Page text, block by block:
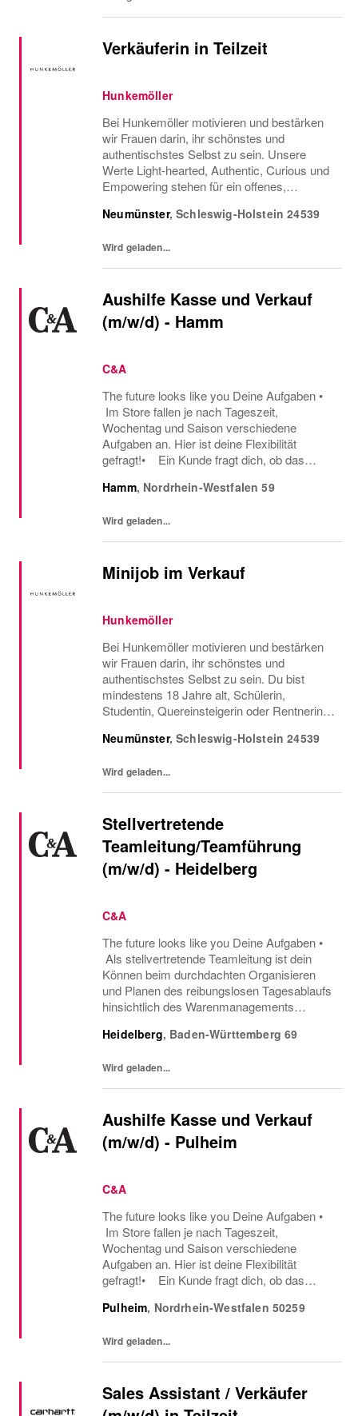
Verkäuferin in Teilzeit
Hunkemöller
Bei Hunkemöller motivieren und bestärken
wir Frauen darin, ihr schönstes und
authentischstes Selbst zu sein. Unsere
Werte Light-hearted, Authentic, Curious und
Empowering stehen für ein offenes,
Neugier, Vertrauen und persönliches
Neumünster,Schleswig-Holstein 24539
Wird geladen...
Aushilfe Kasse und Verkauf
(m/w/d) - Hamm
C&A
The future looks like you Deine Aufgaben •
Im Store fallen je nach Tageszeit,
Wochentag und Saison verschiedene
Aufgaben an. Hier ist deine Flexibilität
gefragt!• Ein Kunde fragt dich, ob das
Größe verfügbar ist oder welcher Gürtel gut
Hamm, Nordrhein-Westfalen 59
Wird geladen...
Minijob im Verkauf
Hunkemöller
Bei Hunkemöller motivieren und bestärken
wir Frauen darin, ihr schönstes und
authentischstes Selbst zu sein. Du bist
mindestens 18 Jahre alt, Schülerin,
Studentin, Quereinsteigerin oder Rentnerin
uns genau richtig! Jobbe flexibel als Aushilfe
Neumünster,Schleswig-Holstein 24539
Wird geladen...
Stellvertretende
Teamleitung/Teamführung
(m/w/d) - Heidelberg
C&A
The future looks like you Deine Aufgaben •
Als stellvertretende Teamleitung ist dein
Können beim durchdachten Organisieren
und Planen des reibungslosen Tagesablaufs
hinsichtlich des Warenmanagements
Teamleiters übernimmst du die
Heidelberg, Baden-Württemberg 69
Wird geladen...
Aushilfe Kasse und Verkauf
(m/w/d) - Pulheim
C&A
The future looks like you Deine Aufgaben •
Im Store fallen je nach Tageszeit,
Wochentag und Saison verschiedene
Aufgaben an. Hier ist deine Flexibilität
gefragt!• Ein Kunde fragt dich, ob das
Größe verfügbar ist oder welcher Gürtel gut
Pulheim, Nordrhein-Westfalen 50259
Wird geladen...
Sales Assistant / Verkäufer